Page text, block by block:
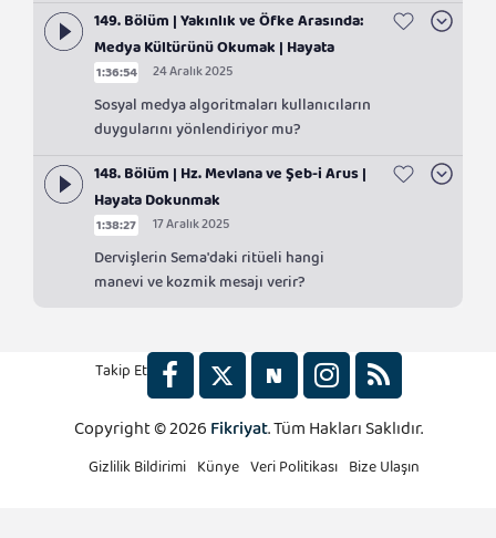
149. Bölüm | Yakınlık ve Öfke Arasında:
Medya Kültürünü Okumak | Hayata
Dokunmak
1:36:54 24 Aralık 2025
Sosyal medya algoritmaları kullanıcıların
duygularını yönlendiriyor mu?
148. Bölüm | Hz. Mevlana ve Şeb-i Arus |
Hayata Dokunmak
1:38:27 17 Aralık 2025
Dervişlerin Sema'daki ritüeli hangi
manevi ve kozmik mesajı verir?
Takip Et
Copyright © 2026Fikriyat. Tüm Hakları Saklıdır.
Gizlilik Bildirimi Künye Veri Politikası Bize Ulaşın
2x